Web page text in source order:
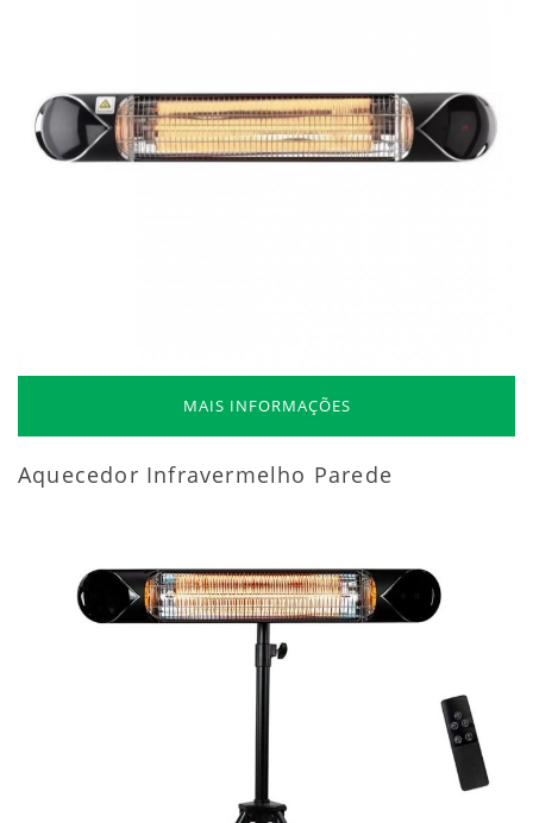
MAIS INFORMAÇÕES
Aquecedor Infravermelho Parede